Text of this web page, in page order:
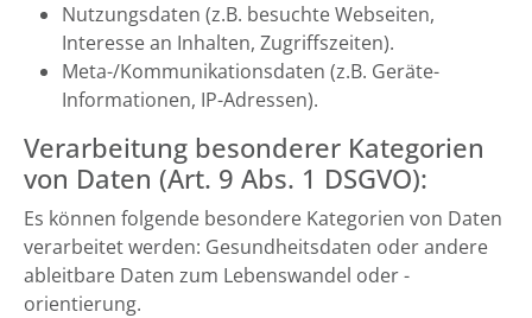
Nutzungsdaten (z.B. besuchte Webseiten,
Interesse an Inhalten, Zugriffszeiten).
Meta-/Kommunikationsdaten (z.B. Geräte-
Informationen, IP-Adressen).
Verarbeitung besonderer Kategorien
von Daten (Art. 9 Abs. 1 DSGVO):
Es können folgende besondere Kategorien von Daten
verarbeitet werden: Gesundheitsdaten oder andere
ableitbare Daten zum Lebenswandel oder -
orientierung.